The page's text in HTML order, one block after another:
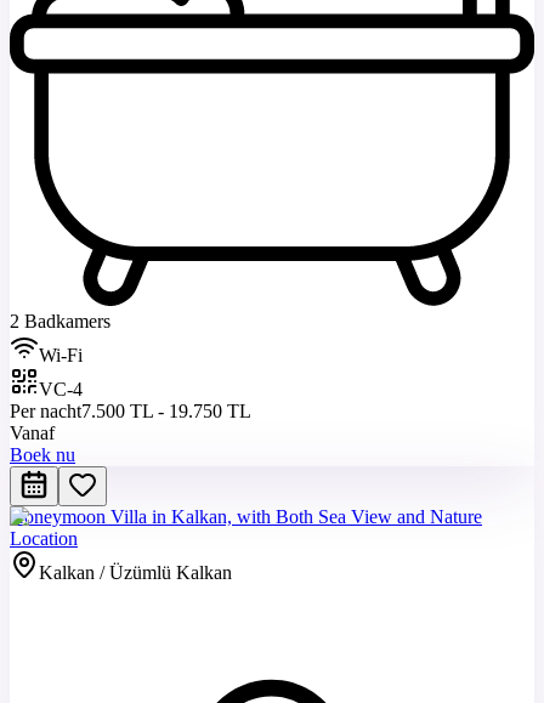
2 Badkamers
Wi-Fi
VC-4
Per nacht7.500 TL - 19.750 TL
Vanaf
Boek nu
Honeymoon Villa in Kalkan, with Both Sea View and Nature
Location
Kalkan / Üzümlü Kalkan